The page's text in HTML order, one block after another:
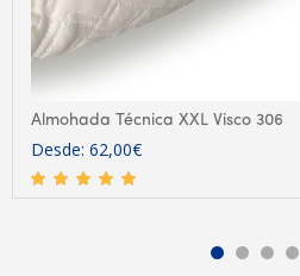
Almohada Técnica XXL Visco 306
Desde: 62,00€